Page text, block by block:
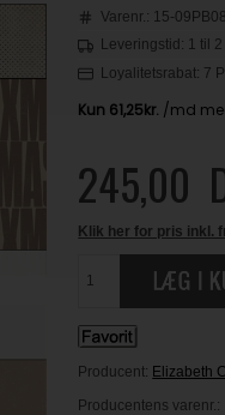
Varenr.: 15-09PB08
Leveringstid: 1 til
Loyalitetsrabat: 7
245,00
Klik her for pris inkl.
Producent: Elizabeth
Producentens varenr.: